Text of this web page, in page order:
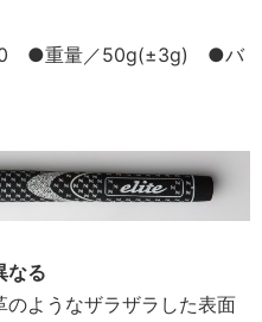
●重量／50g(±3g) ●バ
なる
ようなザラザラした表面